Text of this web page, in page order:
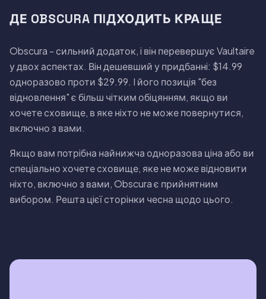
ДЕ OBSCURA ПIДХОДИТЬ КРАЩЕ
Obscura - сильний додаток, i вiн перевершує Vaultaire
у двох аспектах. Вiн дешевший у придбаннi: $14.99
одноразово проти $29.99. I його позицiя "без
вiдновлення" є бiльш чiтким обiцянням, якщо ви
хочете сховище, в яке нiхто не може повернутися,
включно з вами.
Якщо вам потрiбна найнижча одноразова цiна або ви
спецiально хочете сховище, яке не може вiдновити
нiхто, включно з вами, Obscura є прийнятним
вибором. Решта цiєї сторiнки чесна щодо цього.